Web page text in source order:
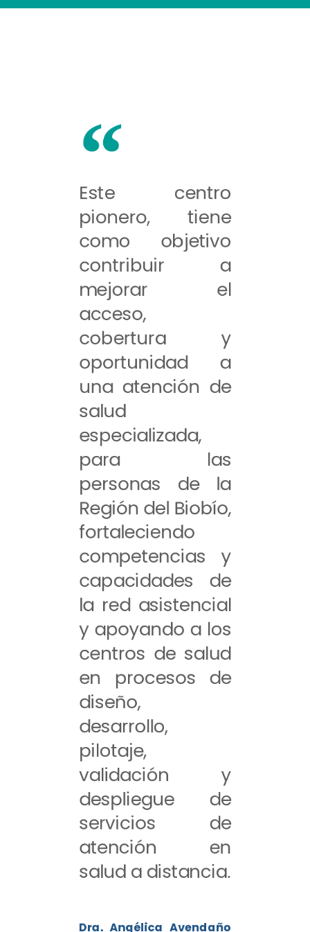
Este centro
pionero, tiene
como objetivo
contribuir a
mejorar el
acceso,
cobertura y
oportunidad a
una atención de
salud
especializada,
para las
personas de la
Región del Biobío,
fortaleciendo
competencias y
capacidades de
la red asistencial
y apoyando a los
centros de salud
en procesos de
diseño,
desarrollo,
pilotaje,
validación y
despliegue de
servicios de
atención en
salud a distancia.
Dra. Angélica Avendaño